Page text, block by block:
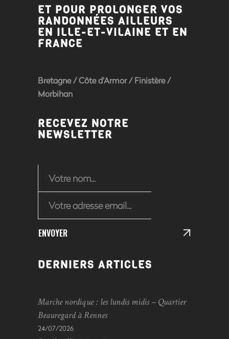
ET POUR PROLONGER VOS
RANDONNÉES AILLEURS
EN ILLE-ET-VILAINE ET EN
FRANCE
Bretagne/Côte d'Armor/Finistère/
Morbihan
RECEVEZ NOTRE
NEWSLETTER
ENVOYER
DERNIERS ARTICLES
Marche nordique : les lundis midis – Quartier
Beauregard à Rennes
24/07/2026